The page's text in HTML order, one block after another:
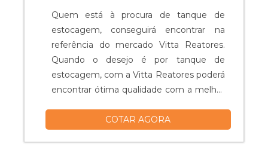
Quem está à procura de tanque de
estocagem, conseguirá encontrar na
referência do mercado Vitta Reatores.
Quando o desejo é por tanque de
estocagem, com a Vitta Reatores poderá
encontrar ótima qualidade com a melhor
da empresa.UM POUCO MAIS SOBRE O
COTAR AGORA